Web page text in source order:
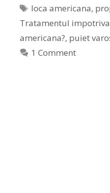
loca americana,
Tratamentul
americana?, puiet
1 Comment